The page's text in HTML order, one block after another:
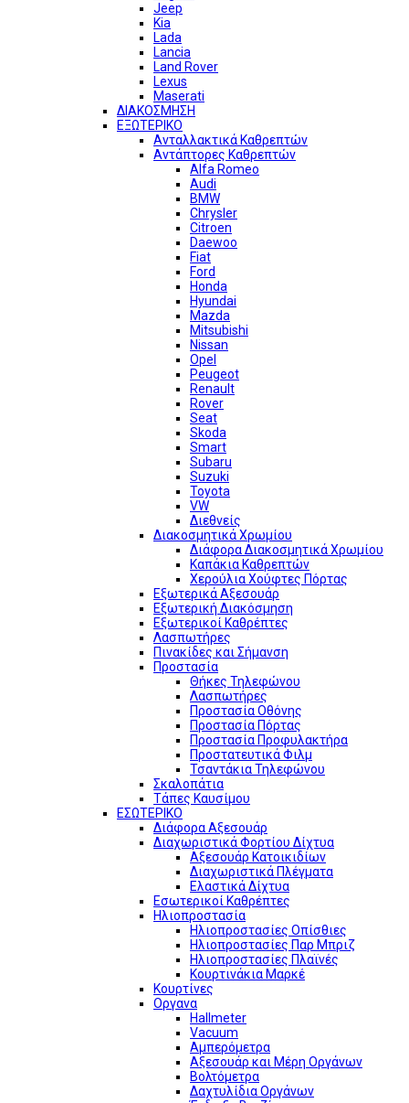
Jeep
Kia
Lada
Lancia
Land Rover
Lexus
Maserati
ΔΙΑΚΟΣΜΗΣΗ
ΕΞΩΤΕΡΙΚΟ
Ανταλλακτικά Καθρεπτών
Αντάπτορες Καθρεπτών
Alfa Romeo
Audi
BMW
Chrysler
Citroen
Daewoo
Fiat
Ford
Honda
Hyundai
Mazda
Mitsubishi
Nissan
Opel
Peugeot
Renault
Rover
Seat
Skoda
Smart
Subaru
Suzuki
Toyota
VW
Διεθνείς
Διακοσμητικά Χρωμίου
Διάφορα Διακοσμητικά Χρωμίου
Καπάκια Καθρεπτών
Χερούλια Χούφτες Πόρτας
Εξωτερικά Αξεσουάρ
Εξωτερική Διακόσμηση
Εξωτερικοί Καθρέπτες
Λασπωτήρες
Πινακίδες και Σήμανση
Προστασία
Θήκες Τηλεφώνου
Λασπωτήρες
Προστασία Οθόνης
Προστασία Πόρτας
Προστασία Προφυλακτήρα
Προστατευτικά Φιλμ
Τσαντάκια Τηλεφώνου
Σκαλοπάτια
Τάπες Καυσίμου
ΕΣΩΤΕΡΙΚΟ
Διάφορα Αξεσουάρ
Διαχωριστικά Φορτίου Δίχτυα
Αξεσουάρ Κατοικιδίων
Διαχωριστικά Πλέγματα
Ελαστικά Δίχτυα
Εσωτερικοί Καθρέπτες
Ηλιοπροστασία
Ηλιοπροστασίες Οπίσθιες
Ηλιοπροστασίες Παρ Μπριζ
Ηλιοπροστασίες Πλαϊνές
Κουρτινάκια Μαρκέ
Κουρτίνες
Οργανα
Hallmeter
Vacuum
Αμπερόμετρα
Αξεσουάρ και Μέρη Οργάνων
Βολτόμετρα
Δαχτυλίδια Οργάνων